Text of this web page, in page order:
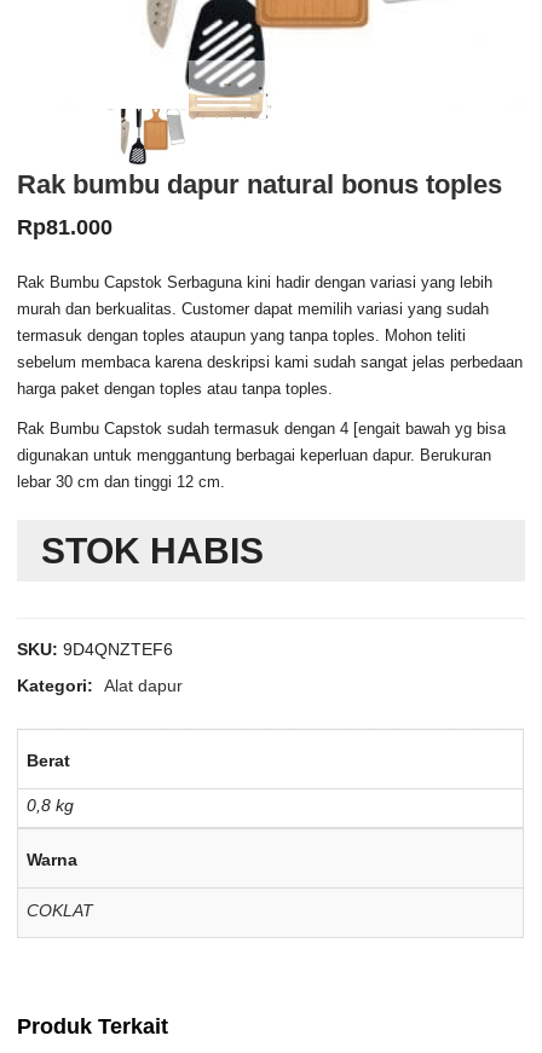
Rak bumbu dapur natural bonus toples
Rp81.000
Rak Bumbu Capstok Serbaguna kini hadir dengan variasi yang lebih
murah dan berkualitas. Customer dapat memilih variasi yang sudah
termasuk dengan toples ataupun yang tanpa toples. Mohon teliti
sebelum membaca karena deskripsi kami sudah sangat jelas perbedaan
harga paket dengan toples atau tanpa toples.
Rak Bumbu Capstok sudah termasuk dengan 4 [engait bawah yg bisa
digunakan untuk menggantung berbagai keperluan dapur. Berukuran
lebar 30 cm dan tinggi 12 cm.
STOK HABIS
SKU:9D4QNZTEF6
Kategori:
Alat dapur
Berat
0,8 kg
Warna
COKLAT
Produk Terkait